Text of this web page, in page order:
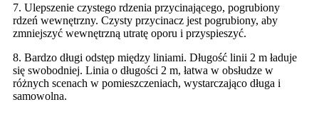
7. Ulepszenie czystego rdzenia przycinającego, pogrubiony
rdzeń wewnętrzny. Czysty przycinacz jest pogrubiony, aby
zmniejszyć wewnętrzną utratę oporu i przyspieszyć.
8. Bardzo długi odstęp między liniami. Długość linii 2 m ładuje
się swobodniej. Linia o długości 2 m, łatwa w obsłudze w
różnych scenach w pomieszczeniach, wystarczająco długa i
samowolna.